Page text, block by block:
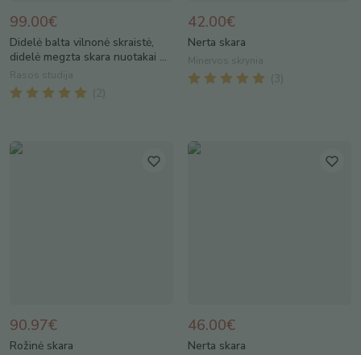
99.00€
Didelė balta vilnonė skraistė,
didelė megzta skara nuotakai ...
Rasos studija
( 2
42.00€
Nerta skara
Minervos skrynia
( 3
90.97€
Rožinė skara
46.00€
Nerta skara